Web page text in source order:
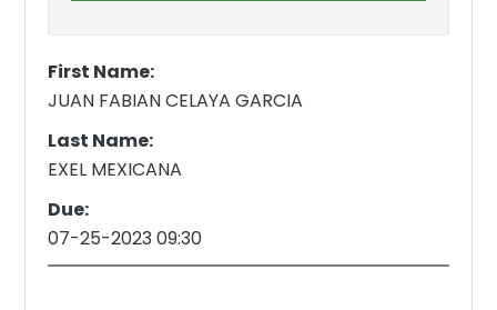
First Name:
JUAN FABIAN CELAYA GARCIA
Last Name:
EXEL MEXICANA
Due:
07-25-2023 09:30